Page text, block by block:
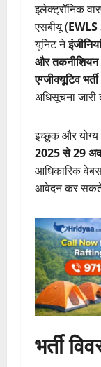
इलेक्ट्रॉनिक
एसबीयू (EWLS
यूनिट ने
और तकनीशियन
एग्जीक्यूटिव
अधिसूचना जारी
इच्छुक और योग्य
2025 से 29
आधिकारिक
आवेदन कर
भर्ती